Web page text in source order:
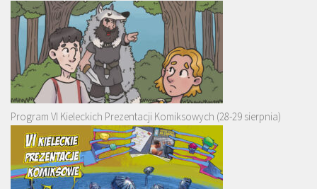
Program VI Kieleckich Prezentacji Komiksowych (28-29 sierpnia)